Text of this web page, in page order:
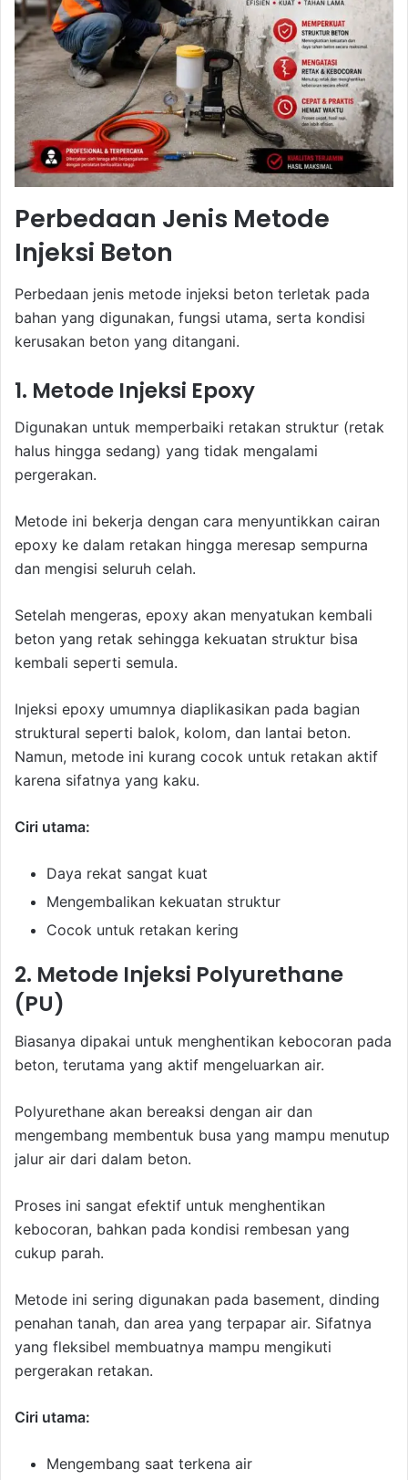
Perbedaan Jenis Metode
Injeksi Beton
Perbedaan jenis metode injeksi beton terletak pada
bahan yang digunakan, fungsi utama, serta kondisi
kerusakan beton yang ditangani.
1. Metode Injeksi Epoxy
Digunakan untuk memperbaiki retakan struktur (retak
halus hingga sedang) yang tidak mengalami
pergerakan.
Metode ini bekerja dengan cara menyuntikkan cairan
epoxy ke dalam retakan hingga meresap sempurna
dan mengisi seluruh celah.
Setelah mengeras, epoxy akan menyatukan kembali
beton yang retak sehingga kekuatan struktur bisa
kembali seperti semula.
Injeksi epoxy umumnya diaplikasikan pada bagian
struktural seperti balok, kolom, dan lantai beton.
Namun, metode ini kurang cocok untuk retakan aktif
karena sifatnya yang kaku.
Ciri utama:
Daya rekat sangat kuat
Mengembalikan kekuatan struktur
Cocok untuk retakan kering
2. Metode Injeksi Polyurethane
(PU)
Biasanya dipakai untuk menghentikan kebocoran pada
beton, terutama yang aktif mengeluarkan air.
Polyurethane akan bereaksi dengan air dan
mengembang membentuk busa yang mampu menutup
jalur air dari dalam beton.
Proses ini sangat efektif untuk menghentikan
kebocoran, bahkan pada kondisi rembesan yang
cukup parah.
Metode ini sering digunakan pada basement, dinding
penahan tanah, dan area yang terpapar air. Sifatnya
yang fleksibel membuatnya mampu mengikuti
pergerakan retakan.
Ciri utama:
Mengembang saat terkena air